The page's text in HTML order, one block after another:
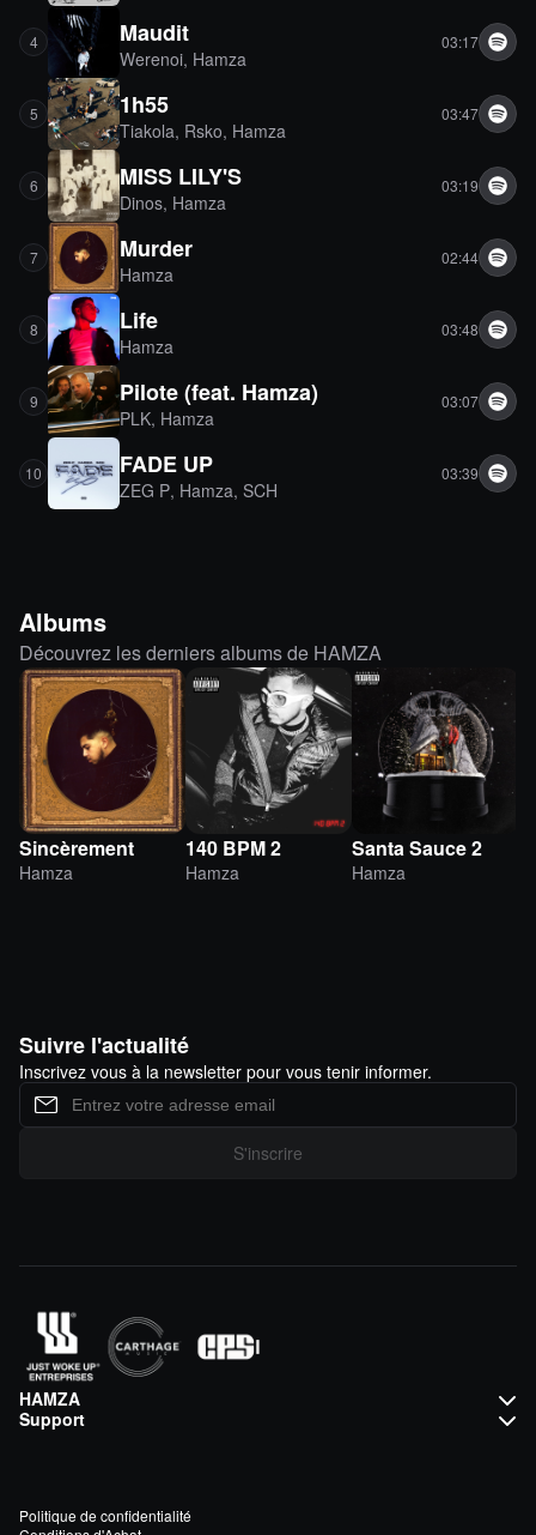
4 Maudit
Werenoi, Hamza
03:17
5 1h55
Tiakola, Rsko, Hamza
03:47
6 MISS LILY'S
Dinos, Hamza
03:19
7 Murder
Hamza
02:44
8 Life
Hamza
03:48
9 Pilote (feat. Hamza)
PLK, Hamza
03:07
10 FADE UP
ZEG P, Hamza, SCH
03:39
Albums
Découvrez les derniers albums de HAMZA
Sincèrement
Hamza
140 BPM 2
Hamza
Santa Sauce 2
Hamza
Suivre l'actualité
Inscrivez vous à la newsletter pour vous tenir informer.
S'inscrire
HAMZA
Support
Politique de confidentialité